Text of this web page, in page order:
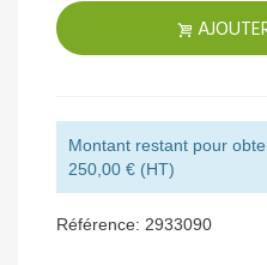
Montant restant pour
250,00 € (HT)
Référence: 2933090